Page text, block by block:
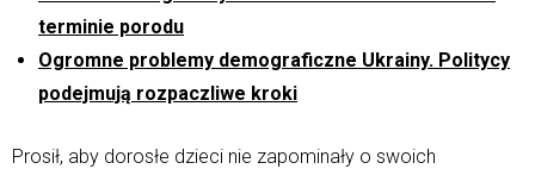
terminie porodu
Ogromne problemy demograficzne Ukrainy. Politycy
podejmują rozpaczliwe kroki
Prosił, aby dorosłe dzieci nie zapominały o swoich